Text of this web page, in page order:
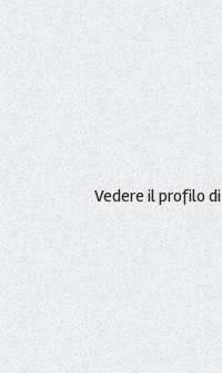
Vedere il profilo di